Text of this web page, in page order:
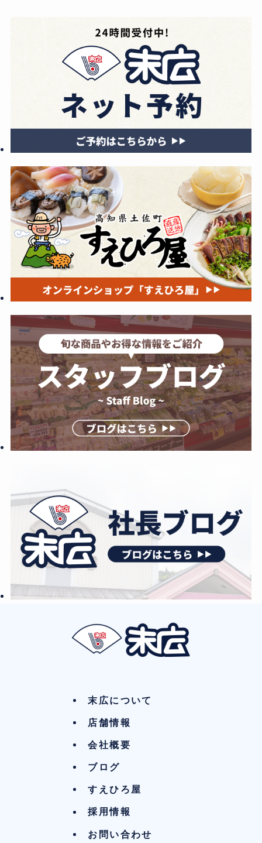
末広について
店舗情報
会社概要
ブログ
すえひろ屋
採用情報
お問い合わせ